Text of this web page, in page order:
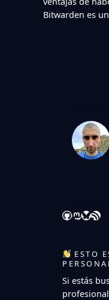
Bitwarden es
GitHub Mastodon Bluesky Feed RSS
ESTO
PERSONAL
Si estás